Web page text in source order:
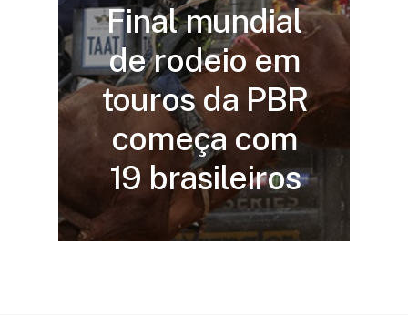
Final mundial
de rodeio em
touros da PBR
começa com
19 brasileiros